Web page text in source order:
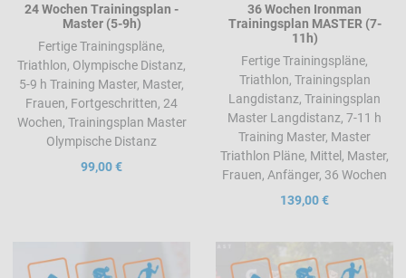
24 Wochen Trainingsplan -
Master (5-9h)
Fertige Trainingspläne,
Triathlon, Olympische Distanz,
5-9 h Training Master, Master,
Frauen, Fortgeschritten, 24
Wochen, Trainingsplan Master
Olympische Distanz
99,00 €
36 Wochen Ironman
Trainingsplan MASTER (7-
11h)
Fertige Trainingspläne,
Triathlon, Trainingsplan
Langdistanz, Trainingsplan
Master Langdistanz, 7-11 h
Training Master, Master
Triathlon Pläne, Mittel, Master,
Frauen, Anfänger, 36 Wochen
139,00 €
Add to Wishlist